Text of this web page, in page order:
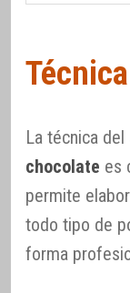
La técnica
chocolate es
permite
todo tipo de
forma